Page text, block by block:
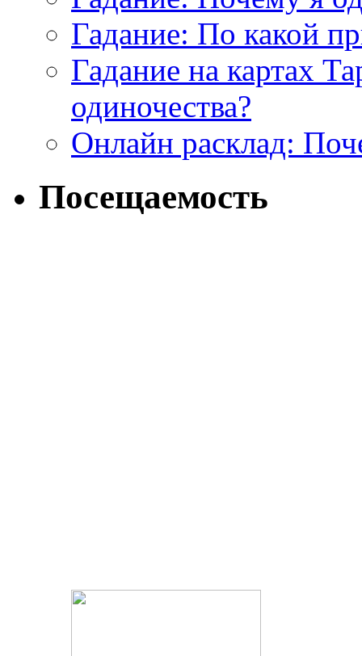
Гадание: По какой
Гадание на картах
одиночества?
Онлайн расклад:
Посещаемость